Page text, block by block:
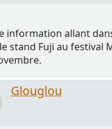
information allant
stand Fuji au festival
Glouglou